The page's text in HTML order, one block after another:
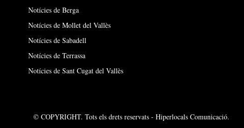
Notícies de Berga
Notícies de Mollet del Vallès
Notícies de Sabadell
Notícies de Terrassa
Notícies de Sant Cugat del Vallès
© COPYRIGHT. Tots els drets reservats - Hiperlocals Comunicació.